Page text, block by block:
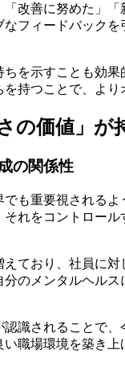
改善に努めた」
フィードバック
を示すことも効
持つことで、よ
の価値」が
の関係性
も重要視される
れをコントロー
えており、社員に
のメンタルヘル
識されることで
職場環境を築き